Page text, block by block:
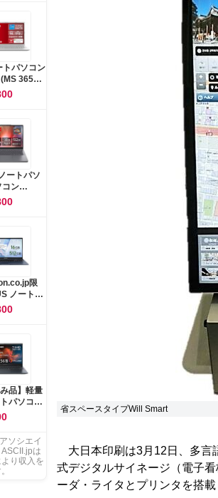
省スペースタイプWill Smart
大日本印刷は3月12日、多言
式デジタルサイネージ（電子
ーダ・ライタとプリンタを搭
リ16GB
11
Office
WPS
カメラシ
紋認証 薄
キー搭載
シルバー
トパソコン
365
Copilotキ
11/15.6
ワイト)
ートパソ
コン
3 14.0
8640HS
365 試用
バッ
12.6時間
ルナグレ
ノー
限
ノートパ
15
15.6イ
Ryzen 7
16GB
365
(24か月版)
11 重
Fi 6E ク
ブルー
み品】軽量
パソコン
G83 ■
-
世代Core
- メモリ
256GB
ソシエイ
ASCII.jpは
り収入を